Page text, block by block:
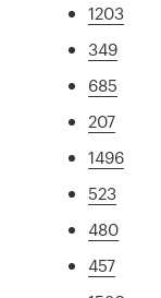
1203
349
685
207
1496
523
480
457